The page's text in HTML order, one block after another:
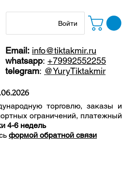
Войти
Email: info@tiktakmir.ru
whatsapp: +79992552255
telegram: @YuryTiktakmir
.2026
торговлю, заказы и
ограничений, платежный
4-6 недель
формой обратной связи